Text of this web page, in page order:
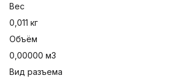
Вес
0,011 кг
Объём
0,00000 м3
Вид разъема